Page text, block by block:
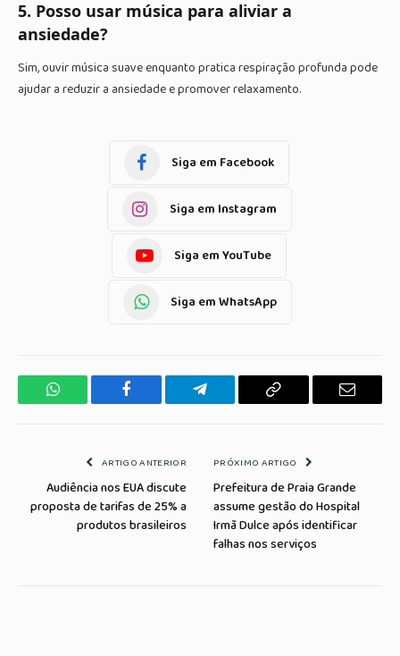
5. Posso usar música para aliviar a
ansiedade?
Sim, ouvir música suave enquanto pratica respiração profunda pode
ajudar a reduzir a ansiedade e promover relaxamento.
Siga em Facebook
Siga em Instagram
Siga em YouTube
Siga em WhatsApp
WhatsApp Facebook Telegrama Copiar
E-
ARTIGO ANTERIOR
Audiência nos EUA discute
proposta de tarifas de 25% a
produtos brasileiros
PRÓXIMO ARTIGO
Prefeitura de Praia Grande
assume gestão do Hospital
Irmã Dulce após identificar
falhas nos serviços